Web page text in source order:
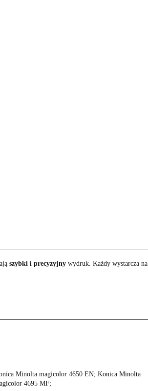
szybki i precyzyjny wydruk. Każdy wystarcza na
Minolta magicolor 4650 EN; Konica Minolta
4695 MF;